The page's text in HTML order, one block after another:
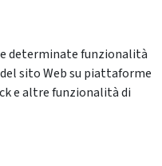
determinate funzionalità
sito Web su piattaforme
e altre funzionalità di